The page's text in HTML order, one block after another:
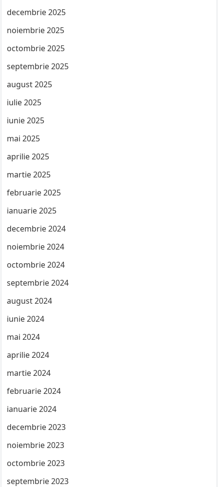
decembrie 2025
noiembrie 2025
octombrie 2025
septembrie 2025
august 2025
iulie 2025
iunie 2025
mai 2025
aprilie 2025
martie 2025
februarie 2025
ianuarie 2025
decembrie 2024
noiembrie 2024
octombrie 2024
septembrie 2024
august 2024
iunie 2024
mai 2024
aprilie 2024
martie 2024
februarie 2024
ianuarie 2024
decembrie 2023
noiembrie 2023
octombrie 2023
septembrie 2023